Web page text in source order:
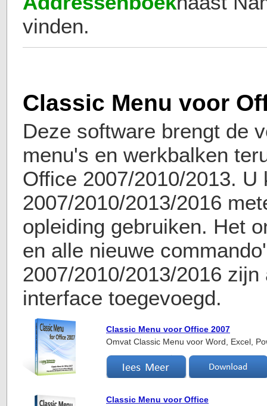
vinden.
Classic Menu voor
Deze software brengt de
menu's en werkbalken
Office 2007/2010/2013. U
2007/2010/2013/2016
opleiding gebruiken. Het
en alle nieuwe
2007/2010/2013/2016
interface toegevoegd.
Classic Menu voor Office 2007
Omvat Classic Menu voor Word, Excel,
Classic Menu voor Office